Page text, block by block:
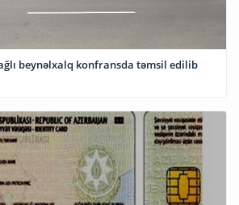
beynəlxalq konfransda təmsil edilib